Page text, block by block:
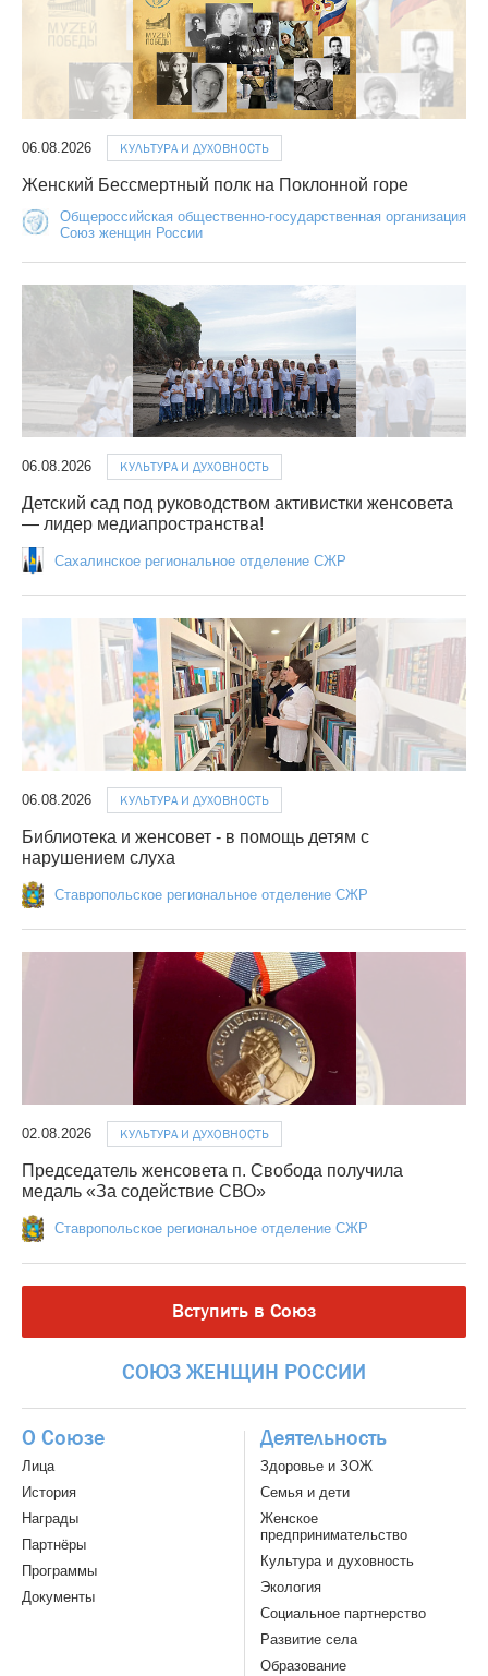
06.08.2026 КУЛЬТУРА И ДУХОВНОСТЬ
Женский Бессмертный полк на Поклонной горе
Общероссийская общественно-государственная организация
Союз женщин России
06.08.2026 КУЛЬТУРА И ДУХОВНОСТЬ
Детский сад под руководством активистки женсовета
— лидер медиапространства!
Сахалинское региональное отделение СЖР
06.08.2026 КУЛЬТУРА И ДУХОВНОСТЬ
Библиотека и женсовет - в помощь детям с
нарушением слуха
Ставропольское региональное отделение СЖР
02.08.2026 КУЛЬТУРА И ДУХОВНОСТЬ
Председатель женсовета п. Свобода получила
медаль «За содействие СВО»
Ставропольское региональное отделение СЖР
Вступить в Союз
СОЮЗ ЖЕНЩИН РОССИИ
О Союзе
Лица
История
Награды
Партнёры
Программы
Документы
Деятельность
Здоровье и ЗОЖ
Семья и дети
Женское
предпринимательство
Культура и духовность
Экология
Социальное партнерство
Развитие села
Образование